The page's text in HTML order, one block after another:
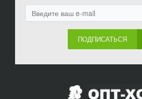
ПОДПИСАТЬСЯ